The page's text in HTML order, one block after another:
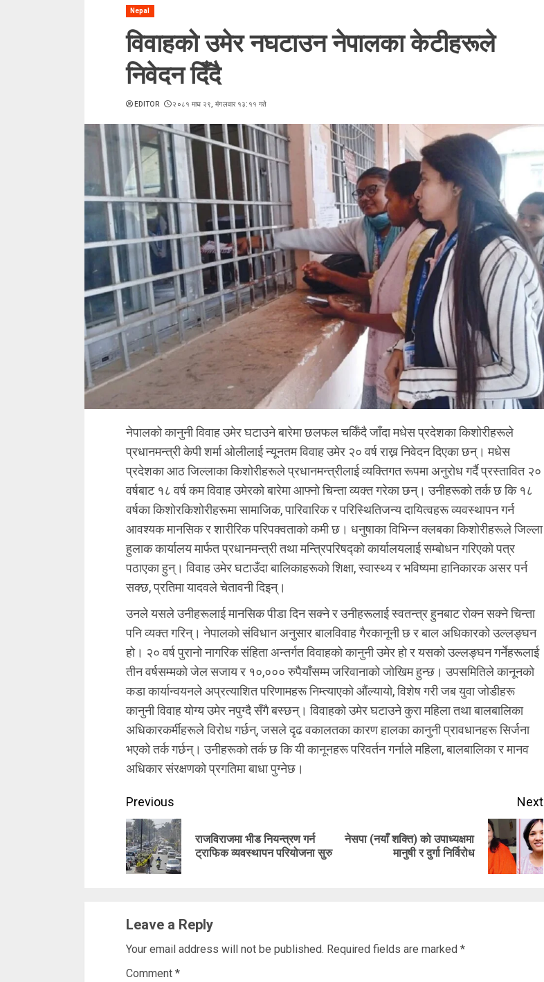
Nepal
विवाहको उमेर नघटाउन नेपालका केटीहरूले
निवेदन दिँदै
EDITOR २०८१ माघ २९, मंगलवार १३:११ गते
नेपालको कानुनी विवाह उमेर घटाउने बारेमा छलफल चर्किँदै जाँदा मधेस प्रदेशका किशोरीहरूले
प्रधानमन्त्री केपी शर्मा ओलीलाई न्यूनतम विवाह उमेर २० वर्ष राख्न निवेदन दिएका छन्। मधेस
प्रदेशका आठ जिल्लाका किशोरीहरूले प्रधानमन्त्रीलाई व्यक्तिगत रूपमा अनुरोध गर्दै प्रस्तावित २०
वर्षबाट १८ वर्ष कम विवाह उमेरको बारेमा आफ्नो चिन्ता व्यक्त गरेका छन्। उनीहरूको तर्क छ कि १८
वर्षका किशोरकिशोरीहरूमा सामाजिक, पारिवारिक र परिस्थितिजन्य दायित्वहरू व्यवस्थापन गर्न
आवश्यक मानसिक र शारीरिक परिपक्वताको कमी छ। धनुषाका विभिन्न क्लबका किशोरीहरूले जिल्ला
हुलाक कार्यालय मार्फत प्रधानमन्त्री तथा मन्त्रिपरिषद्को कार्यालयलाई सम्बोधन गरिएको पत्र
पठाएका हुन्। विवाह उमेर घटाउँदा बालिकाहरूको शिक्षा, स्वास्थ्य र भविष्यमा हानिकारक असर पर्न
सक्छ, प्रतिमा यादवले चेतावनी दिइन्।
उनले यसले उनीहरूलाई मानसिक पीडा दिन सक्ने र उनीहरूलाई स्वतन्त्र हुनबाट रोक्न सक्ने चिन्ता
पनि व्यक्त गरिन्। नेपालको संविधान अनुसार बालविवाह गैरकानूनी छ र बाल अधिकारको उल्लङ्घन
हो। २० वर्ष पुरानो नागरिक संहिता अन्तर्गत विवाहको कानुनी उमेर हो र यसको उल्लङ्घन गर्नेहरूलाई
तीन वर्षसम्मको जेल सजाय र १०,००० रुपैयाँसम्म जरिवानाको जोखिम हुन्छ। उपसमितिले कानूनको
कडा कार्यान्वयनले अप्रत्याशित परिणामहरू निम्त्याएको औंल्यायो, विशेष गरी जब युवा जोडीहरू
कानुनी विवाह योग्य उमेर नपुग्दै सँगै बस्छन्। विवाहको उमेर घटाउने कुरा महिला तथा बालबालिका
अधिकारकर्मीहरूले विरोध गर्छन्, जसले दृढ वकालतका कारण हालका कानुनी प्रावधानहरू सिर्जना
भएको तर्क गर्छन्। उनीहरूको तर्क छ कि यी कानूनहरू परिवर्तन गर्नाले महिला, बालबालिका र मानव
अधिकार संरक्षणको प्रगतिमा बाधा पुग्नेछ।
Continue
Reading
Previous
Previous
राजविराजमा भीड नियन्त्रण गर्न
ट्राफिक व्यवस्थापन परियोजना सुरु
Next
Next
नेसपा (नयाँ शक्ति) को उपाध्यक्षमा
मानुषी र दुर्गा निर्विरोध
Leave a Reply
Your email address will not be published. Required fields are marked *
Comment *